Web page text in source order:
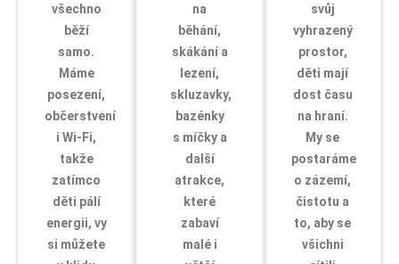
všechno
běží
samo.
Máme
posezení,
občerstvení
i Wi-Fi,
takže
zatímco
děti pálí
energii, vy
si můžete
na
běhání,
skákání a
lezení,
skluzavky,
bazénky
s míčky a
další
atrakce,
které
zabaví
malé i
svůj
vyhrazený
prostor,
děti mají
dost času
na hraní.
My se
postaráme
o zázemí,
čistotu a
to, aby se
všichni